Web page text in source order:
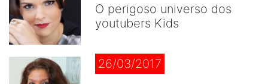
O perigoso universo dos
youtubers Kids
26/03/2017